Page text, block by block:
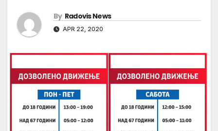
By Radovis News
APR 22, 2020